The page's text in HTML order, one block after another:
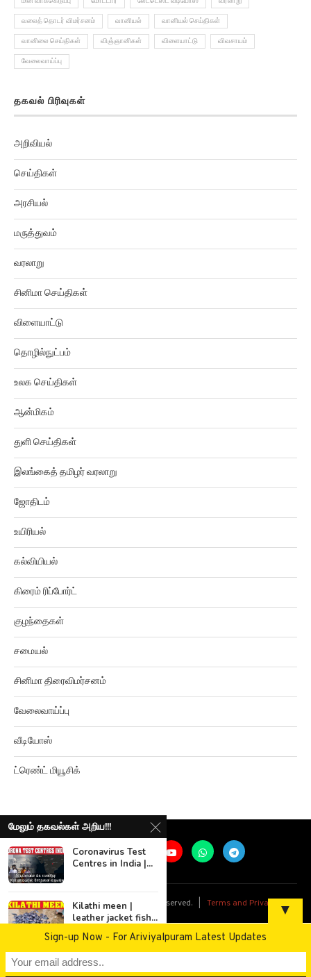
வலைத் தொடர் விமர்சனம் வானியல் வானியல் செய்திகள்
வானிலை செய்திகள் விஞ்ஞானிகள் விளையாட்டு விவசாயம்
வேலைவாய்ப்பு
செய்திகள்
அரசியல்
மருத்துவம்
வரலாறு
சினிமா செய்திகள்
விளையாட்டு
தொழில்நுட்பம்
உலக செய்திகள்
ஆன்மிகம்
துளி செய்திகள்
இலங்கைத் தமிழர் வரலாறு
ஜோதிடம்
உயிரியல்
கல்வியியல்
கிரைம் ரிப்போர்ட்
குழந்தைகள்
சமையல்
சினிமா திரைவிமர்சனம்
வேலைவாய்ப்பு
வீடியோஸ்
ட்ரெண்ட் மியூசிக்
Ariviyalpuram. All rights reserved. |Terms and Privacy
மேலும் தகவல்கள் அறிய!!!
Coronavirus Test
Centres in India |...
Kilathi meen |
leather jacket fish...
பட்டா மாற்ற இனி
அலைய வேண்டாம் |...
▼
Sign-up Now - For Ariviyalpuram Latest Updates